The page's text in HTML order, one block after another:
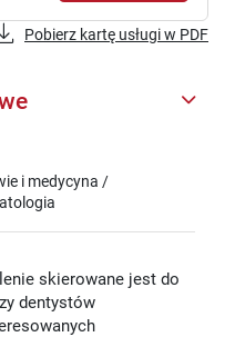
Pobierz kartę usługi w PDF
i medycyna /
skierowane jest do
dentystów